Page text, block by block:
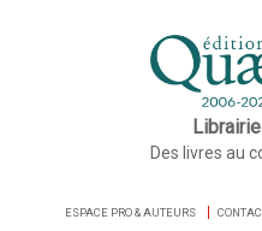
Des livres au
ESPACE PRO & AUTEURS